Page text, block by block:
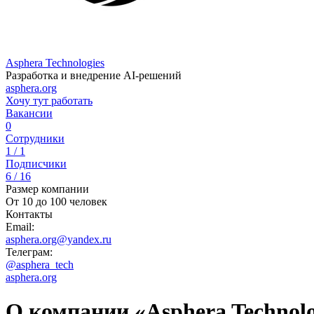
Asphera Technologies
Разработка и внедрение AI-решений
asphera.org
Хочу тут работать
Вакансии
0
Сотрудники
1 / 1
Подписчики
6 / 16
Размер компании
От 10 до 100 человек
Контакты
Email:
asphera.org@yandex.ru
Телеграм:
@asphera_tech
asphera.org